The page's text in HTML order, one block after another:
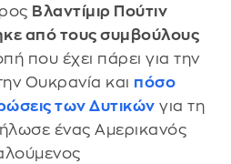
Βλαντίμιρ Πούτιν
από τους συμβούλους
που έχει πάρει για την
Ουκρανία και πόσο
των Δυτικών για τη
ένας Αμερικανός